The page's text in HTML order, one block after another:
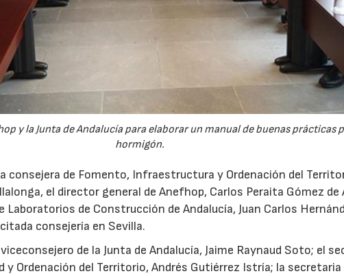
y la Junta de Andalucía para elaborar un manual de buenas prácticas
hormigón.
consejera de Fomento, Infraestructura y Ordenación del
el director general de Anefhop, Carlos Peraita Gómez de
Laboratorios de Construcción de Andalucía, Juan Carlos
consejería en Sevilla.
de la Junta de Andalucía, Jaime Raynaud Soto; el
Ordenación del Territorio, Andrés Gutiérrez Istría; la